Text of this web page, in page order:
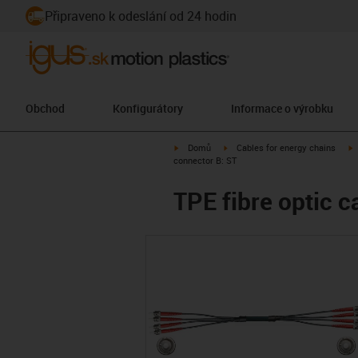
Připraveno k odeslání od 24 hodin
Obchod Konfigurátory Informace o výrobku
igus-icon-arrow-right
Domů igus-icon-arrow-right
Cables for energy chains
connector B: ST
TPE fibre optic